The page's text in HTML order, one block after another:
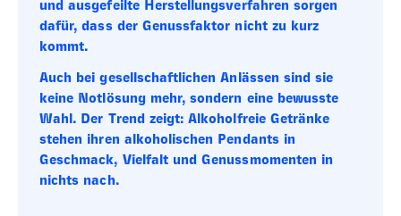
und ausgefeilte Herstellungsverfahren sorgen
dafür, dass der Genussfaktor nicht zu kurz
kommt.
Auch bei gesellschaftlichen Anlässen sind sie
keine Notlösung mehr, sondern eine bewusste
Wahl. Der Trend zeigt: Alkoholfreie Getränke
stehen ihren alkoholischen Pendants in
Geschmack, Vielfalt und Genussmomenten in
nichts nach.